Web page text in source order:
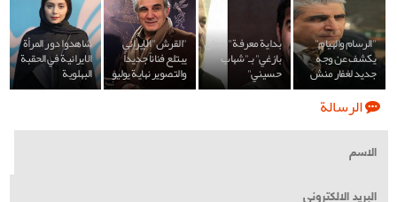
"الرسام والهيام"
يكشف عن وجه
جديد لغفار منش
بداية معرفة "بجمان
بازغي" بـ"شهاب
حسيني"
"القرش" الإيراني
يبتلع فناناً جديداً
والتصوير نهاية يوليو
شاهدوا دور المرأة
الايرانية في الحقبة
البهلوية
الرسالة